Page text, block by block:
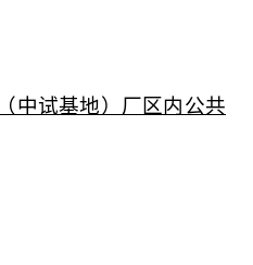
中试基地）厂区内公共